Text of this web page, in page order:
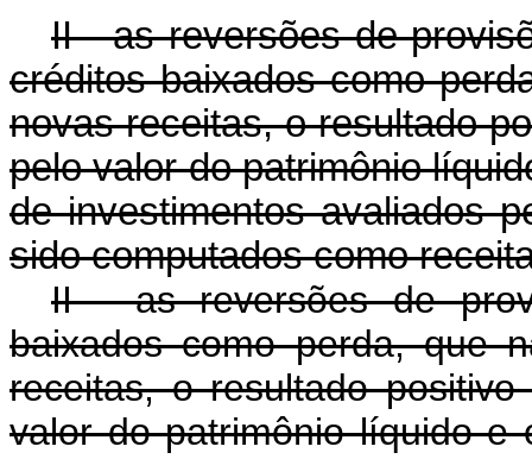
II - as reversões de
créditos baixados como
novas receitas, o resultado
pelo valor do patrimônio
de investimentos avaliados
sido computados como
II - as reversões de
baixados como perda, que
receitas, o resultado
valor do patrimônio líquido e